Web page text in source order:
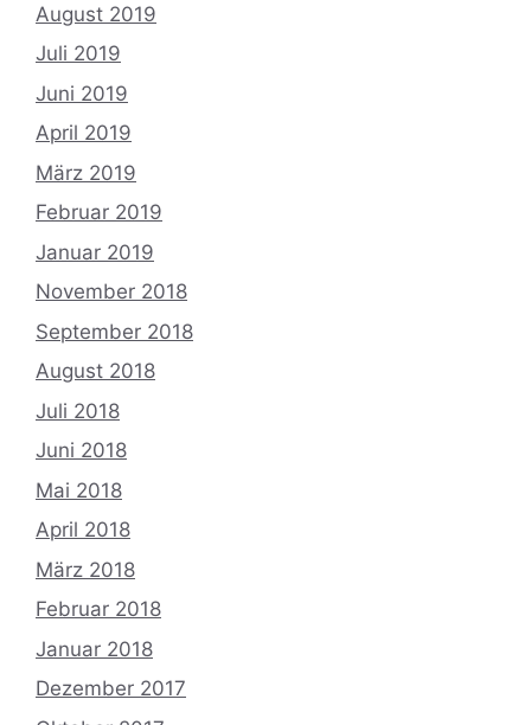
August 2019
Juli 2019
Juni 2019
April 2019
März 2019
Februar 2019
Januar 2019
November 2018
September 2018
August 2018
Juli 2018
Juni 2018
Mai 2018
April 2018
März 2018
Februar 2018
Januar 2018
Dezember 2017